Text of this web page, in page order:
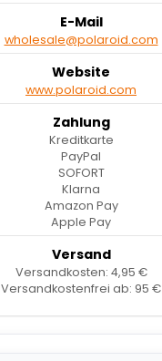
E-Mail
wholesale@polaroid.com
Website
www.polaroid.com
Zahlung
Kreditkarte
PayPal
SOFORT
Klarna
Amazon Pay
Apple Pay
Versand
Versandkosten: 4,95 €
Versandkostenfrei ab: 95 €